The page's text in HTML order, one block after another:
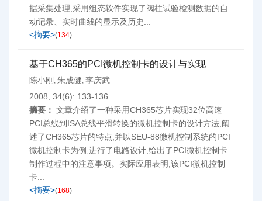
据采集处理,采用组态软件实现了阀柱试验检测数据的自
动记录、实时曲线的显示及历史...
<摘要>(134)
基于CH365的PCI微机控制卡的设计与实现
陈小刚 , 朱成健, 李庆武
2008, 34(6): 133-136.
摘要： 文章介绍了一种采用CH365芯片实现32位高速
PCI总线到ISA总线平滑转换的微机控制卡的设计方法,阐
述了CH365芯片的特点,并以SEU-88微机控制系统的PCI
微机控制卡为例,进行了电路设计,给出了PCI微机控制卡
制作过程中的注意事项。实际应用表明,该PCI微机控制
卡...
<摘要>(168)